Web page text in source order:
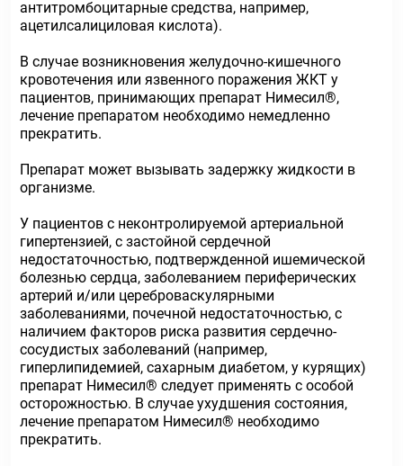
антитромбоцитарные средства, например,
ацетилсалициловая кислота).
В случае возникновения желудочно-кишечного
кровотечения или язвенного поражения ЖКТ у
пациентов, принимающих препарат Нимесил®,
лечение препаратом необходимо немедленно
прекратить.
Препарат может вызывать задержку жидкости в
организме.
У пациентов с неконтролируемой артериальной
гипертензией, с застойной сердечной
недостаточностью, подтвержденной ишемической
болезнью сердца, заболеванием периферических
артерий и/или цереброваскулярными
заболеваниями, почечной недостаточностью, с
наличием факторов риска развития сердечно-
сосудистых заболеваний (например,
гиперлипидемией, сахарным диабетом, у курящих)
препарат Нимесил® следует применять с особой
осторожностью. В случае ухудшения состояния,
лечение препаратом Нимесил® необходимо
прекратить.